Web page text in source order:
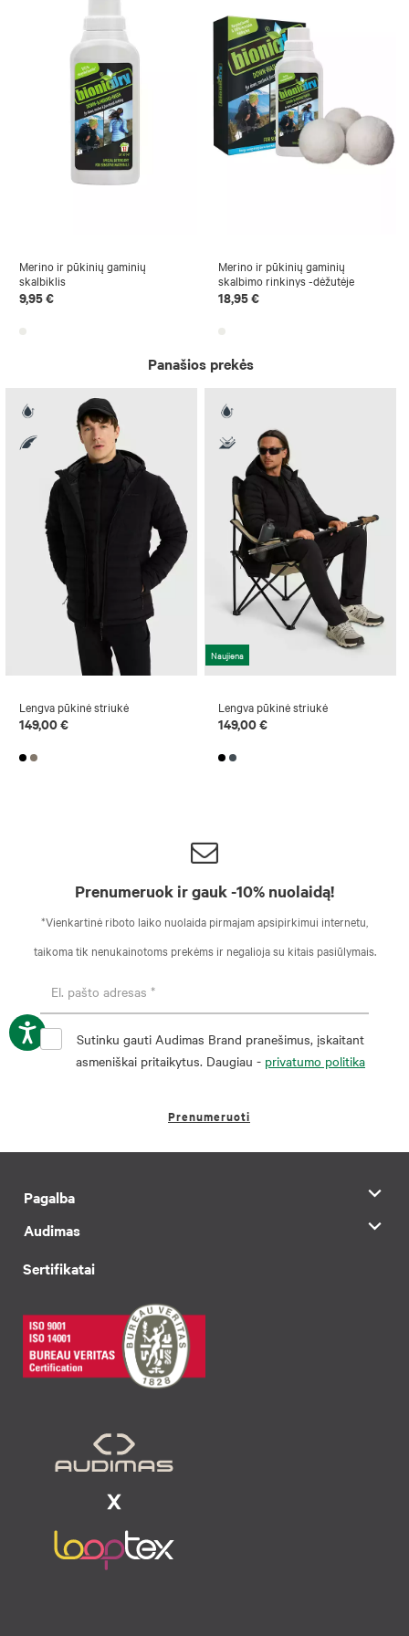
Merino ir pūkinių gaminių
skalbiklis
9,95 €
Merino ir pūkinių gaminių
skalbimo rinkinys -dėžutėje
18,95 €
Panašios prekės
Lengva pūkinė striukė
149,00 €
Naujiena
Lengva pūkinė striukė
149,00 €
Prenumeruok ir gauk -10% nuolaidą!
*Vienkartinė riboto laiko nuolaida pirmajam apsipirkimui internetu,
taikoma tik nenukainotoms prekėms ir negalioja su kitais pasiūlymais.
Sutinku gauti Audimas Brand pranešimus, įskaitant
asmeniškai pritaikytus. Daugiau - privatumo politika
Prenumeruoti
Pagalba
Audimas
Sertifikatai